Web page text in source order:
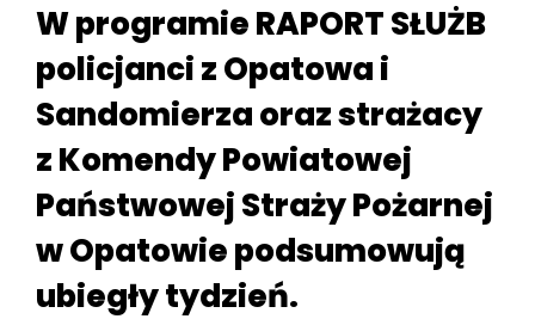
W programie RAPORT SŁUŻB
policjanci z Opatowa i
Sandomierza oraz strażacy
z Komendy Powiatowej
Państwowej Straży Pożarnej
w Opatowie podsumowują
ubiegły tydzień.